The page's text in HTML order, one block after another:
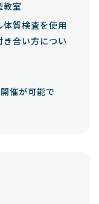
教室
質検査を使用
き合い方につい
催が可能で